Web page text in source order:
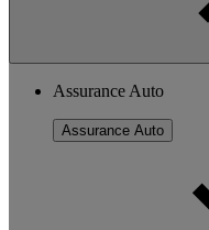
Assurance Auto
Assurance Auto